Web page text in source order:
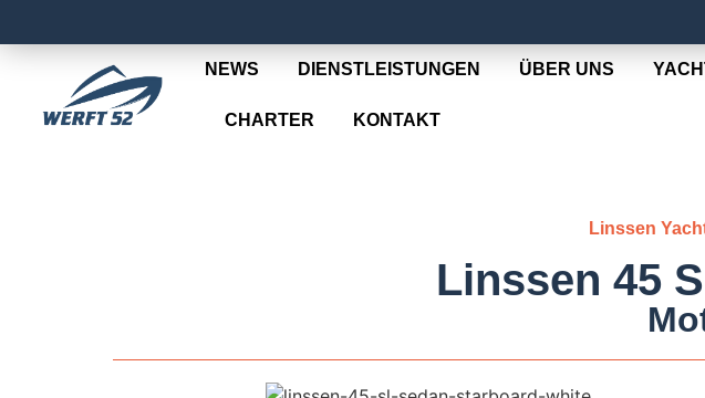
NEWS DIENSTLEISTUNGEN ÜBER UNS
CHARTER KONTAKT
Linssen
Linssen 45